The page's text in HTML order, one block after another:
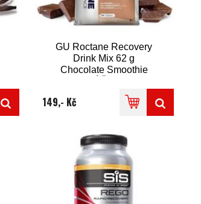
GU Roctane Recovery
Drink Mix 62 g
Chocolate Smoothie
149,- Kč